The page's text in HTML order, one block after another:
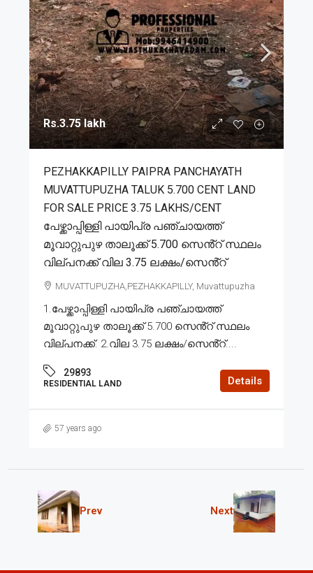
Rs.3.75 lakh
PEZHAKKAPILLY PAIPRA PANCHAYATH
MUVATTUPUZHA TALUK 5.700 CENT LAND
FOR SALE PRICE 3.75 LAKHS/CENT
പേഴ്ക്കാപ്പിള്ളി പായിപ്ര പഞ്ചായത്ത്
മൂവാറ്റുപുഴ താലൂക്ക് 5.700 സെൻ്റ് സ്ഥലം
വില്പനക്ക് വില 3.75 ലക്ഷം/സെൻ്റ്
MUVATTUPUZHA,PEZHAKKAPILLY, Muvattupuzha
1.പേഴ്ക്കാപ്പിള്ളി പായിപ്ര പഞ്ചായത്ത്
മൂവാറ്റുപുഴ താലൂക്ക് 5.700 സെൻ്റ് സ്ഥലം
വില്പനക്ക്. 2.വില 3.75 ലക്ഷം/സെൻ്റ്....
29893
RESIDENTIAL LAND Details
57 years ago
Prev Next